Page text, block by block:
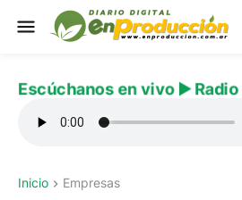
Escúchanos en vivo ▶️
Inicio Empresas